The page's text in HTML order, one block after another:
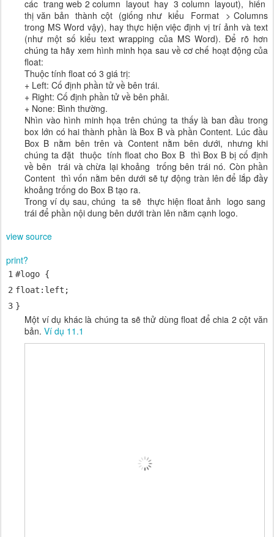
các trang web 2 column layout hay 3 column layout), hiển
thị văn bản thành cột (giống như kiểu Format > Columns
trong MS Word vậy), hay thực hiện việc định vị trí ảnh và text
(như một số kiểu text wrapping của MS Word). Để rõ hơn
chúng ta hãy xem hình minh họa sau về cơ chế hoạt động của
float:
Thuộc tính float có 3 giá trị:
+ Left: Cố định phần tử về bên trái.
+ Right: Cố định phần tử về bên phải.
+ None: Bình thường.
Nhìn vào hình minh họa trên chúng ta thấy là ban đầu trong
box lớn có hai thành phần là Box B và phần Content. Lúc đầu
Box B nằm bên trên và Content nằm bên dưới, nhưng khi
chúng ta đặt thuộc tính float cho Box B thì Box B bị cố định
về bên trái và chừa lại khoảng trống bên trái nó. Còn phần
Content thì vốn nằm bên dưới sẽ tự động tràn lên để lắp đầy
khoảng trống do Box B tạo ra.
Trong ví dụ sau, chúng ta sẽ thực hiện float ảnh logo sang
trái để phần nội dung bên dưới tràn lên nằm cạnh logo.
view source
print?
1 #logo {
2 float : left ;
3 }
Một ví dụ khác là chúng ta sẽ thử dùng float để chia 2 cột văn
bản. Ví dụ 11.1